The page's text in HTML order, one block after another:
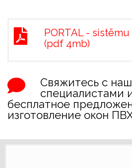
PORTAL -
(pdf 4mb)
Свяжитесь с
специалистами
бесплатное
изготовление окон